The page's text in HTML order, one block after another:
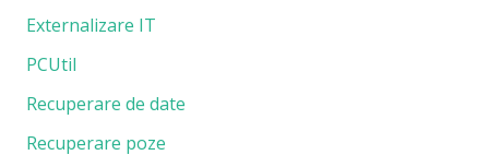
Externalizare IT
PCUtil
Recuperare de date
Recuperare poze